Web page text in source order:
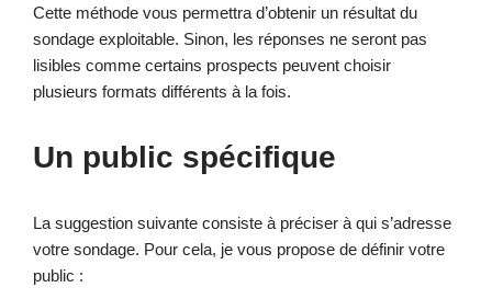
Cette méthode vous permettra d’obtenir un résultat du
sondage exploitable. Sinon, les réponses ne seront pas
lisibles comme certains prospects peuvent choisir
plusieurs formats différents à la fois.
Un public spécifique
La suggestion suivante consiste à préciser à qui s’adresse
votre sondage. Pour cela, je vous propose de définir votre
public :